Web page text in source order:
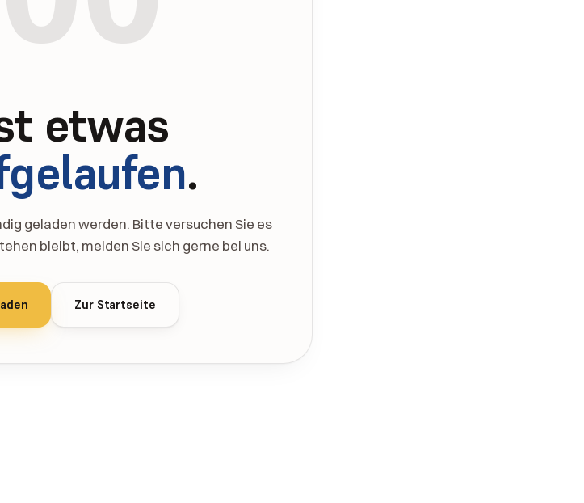
etwas
.
geladen werden. Bitte versuchen Sie es
bleibt, melden Sie sich gerne bei uns.
Zur Startseite